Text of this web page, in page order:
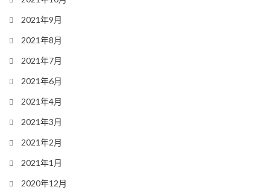
2021年9月
2021年8月
2021年7月
2021年6月
2021年4月
2021年3月
2021年2月
2021年1月
2020年12月